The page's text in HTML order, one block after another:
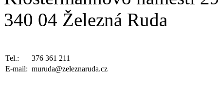
340 04 Železná Ruda
Tel.:
376 361 211
E-mail: muruda@zeleznaruda.cz